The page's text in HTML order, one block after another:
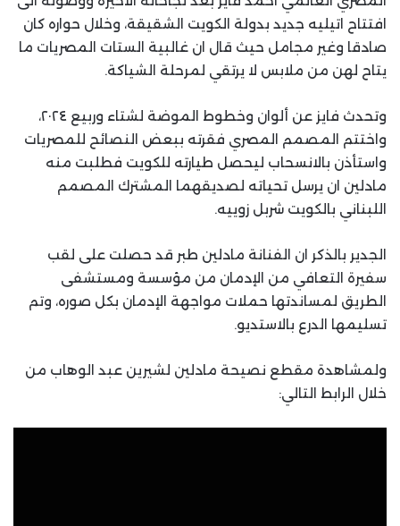
افتتاح اتيليه جديد بدولة الكويت الشقيقة، وخلال حواره كان
صادقا وغير مجامل حيث قال ان غالبية الستات المصريات ما
يتاح لهن من ملابس لا يرتقي لمرحلة الشياكة.
وتحدث فايز عن ألوان وخطوط الموضة لشتاء وربيع ٢٠٢٤،
واختتم المصمم المصري فقرته ببعض النصائح للمصريات
واستأذن بالانسحاب ليحصل طيارته للكويت فطلبت منه
مادلين ان يرسل تحياته لصديقهما المشترك المصمم
اللبناني بالكويت شربل زوييه.
الجدير بالذكر ان الفنانة مادلين طبر قد حصلت على لقب
سفيرة التعافي من الإدمان من مؤسسة ومستشفى
الطريق لمساندتها حملات مواجهة الإدمان بكل صوره، وتم
تسليمها الدرع بالاستديو.
ولمشاهدة مقطع نصيحة مادلين لشيرين عبد الوهاب من
خلال الرابط التالي: